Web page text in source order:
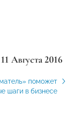
11 Августа 2016
поможет
шаги в бизнесе